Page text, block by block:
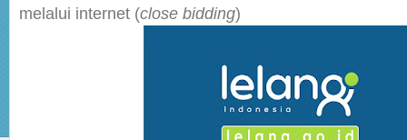
melalui internet (close bidding)